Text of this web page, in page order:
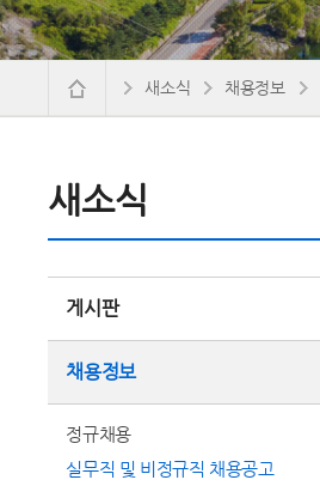
새소식
게시판
채용정보
정규채용
실무직 및 비정규직 채용공고
새소식 채용정보